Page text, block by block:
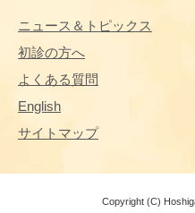
ニュース＆トピックス
初診の方へ
よくある質問
English
サイトマップ
Copyright (C)